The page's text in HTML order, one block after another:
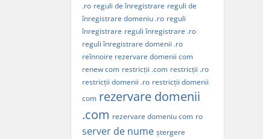
.ro reguli de înregistrare reguli de
înregistrare domeniu .ro reguli
înregistrare reguli înregistrare .ro
reguli înregistrare domenii .ro
reînnoire rezervare domenii com
renew com restricții .com restricții .ro
restricții domenii .ro restricții domenii
com rezervare domenii
.com rezervare domeniu com ro
server de nume ștergere